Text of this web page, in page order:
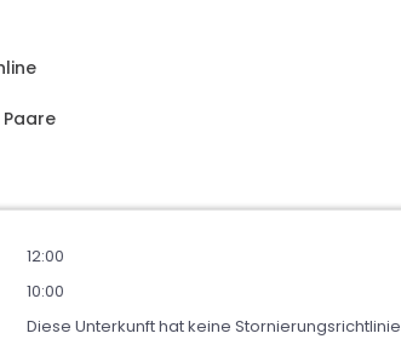
12:00
10:00
Diese Unterkunft hat keine Stornierungsrichtlinie